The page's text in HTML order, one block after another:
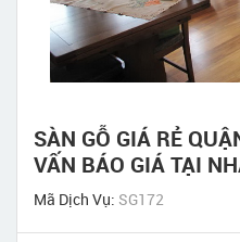
SÀN GỖ GIÁ RẺ
VẤN BÁO GIÁ TẠI
Mã Dịch Vụ: SG172